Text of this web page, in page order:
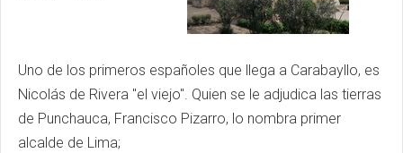
Uno de los primeros españoles que llega a Carabayllo, es
Nicolás de Rivera "el viejo". Quien se le adjudica las tierras
de Punchauca, Francisco Pizarro, lo nombra primer
alcalde de Lima;